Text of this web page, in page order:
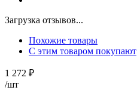
Загрузка отзывов...
Похожие товары
С этим товаром покупают
1 272 ₽
/шт